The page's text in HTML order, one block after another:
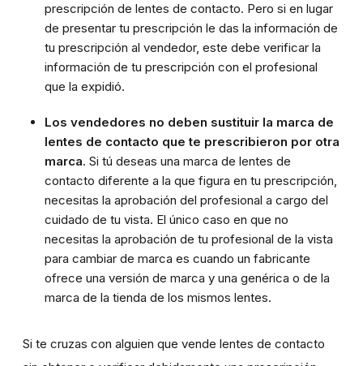
prescripción de lentes de contacto. Pero si en lugar
de presentar tu prescripción le das la información de
tu prescripción al vendedor, este debe verificar la
información de tu prescripción con el profesional
que la expidió.
Los vendedores no deben sustituir la marca de
lentes de contacto que te prescribieron por otra
marca. Si tú deseas una marca de lentes de
contacto diferente a la que figura en tu prescripción,
necesitas la aprobación del profesional a cargo del
cuidado de tu vista. El único caso en que no
necesitas la aprobación de tu profesional de la vista
para cambiar de marca es cuando un fabricante
ofrece una versión de marca y una genérica o de la
marca de la tienda de los mismos lentes.
Si te cruzas con alguien que vende lentes de contacto